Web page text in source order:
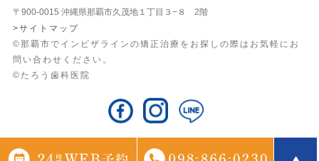
〒900-0015 沖縄県那覇市久茂地１丁目３−８ 2階
>サイトマップ
©那覇市でインビザラインの矯正治療をお探しの際はお気軽にお
問い合わせください。
©たろう歯科医院